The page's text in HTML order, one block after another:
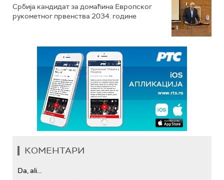
Србија кандидат за домаћина Европског
рукометног првенства 2034. године
КОМЕНТАРИ
Da, ali...